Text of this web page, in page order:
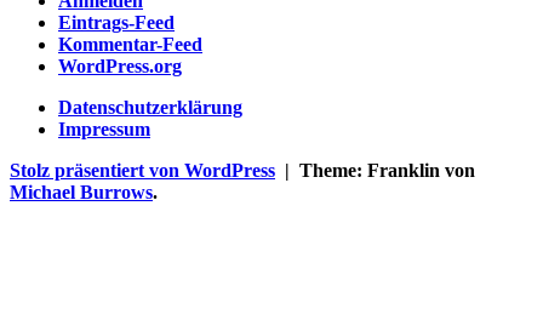
Eintrags-Feed
Kommentar-Feed
WordPress.org
Datenschutzerklärung
Impressum
Stolz präsentiert von WordPress | Theme: Franklin von
Michael Burrows.